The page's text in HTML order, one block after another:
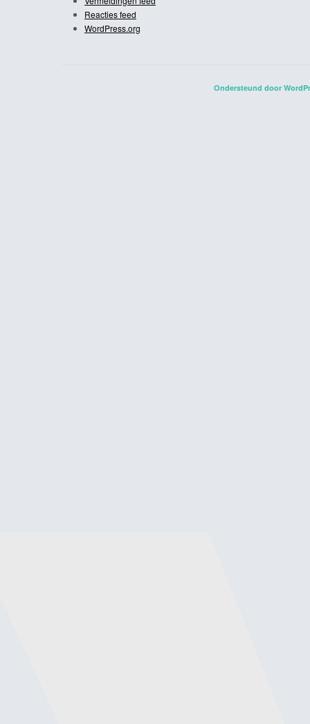
Reacties feed
WordPress.org
Ondersteund door